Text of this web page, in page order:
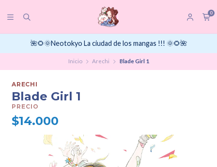
0
🌺🌻🌞Neotokyo La ciudad de los mangas !!! 🌞🌻🌺
Inicio Arechi Blade Girl 1
ARECHI
Blade Girl 1
PRECIO
$14.000